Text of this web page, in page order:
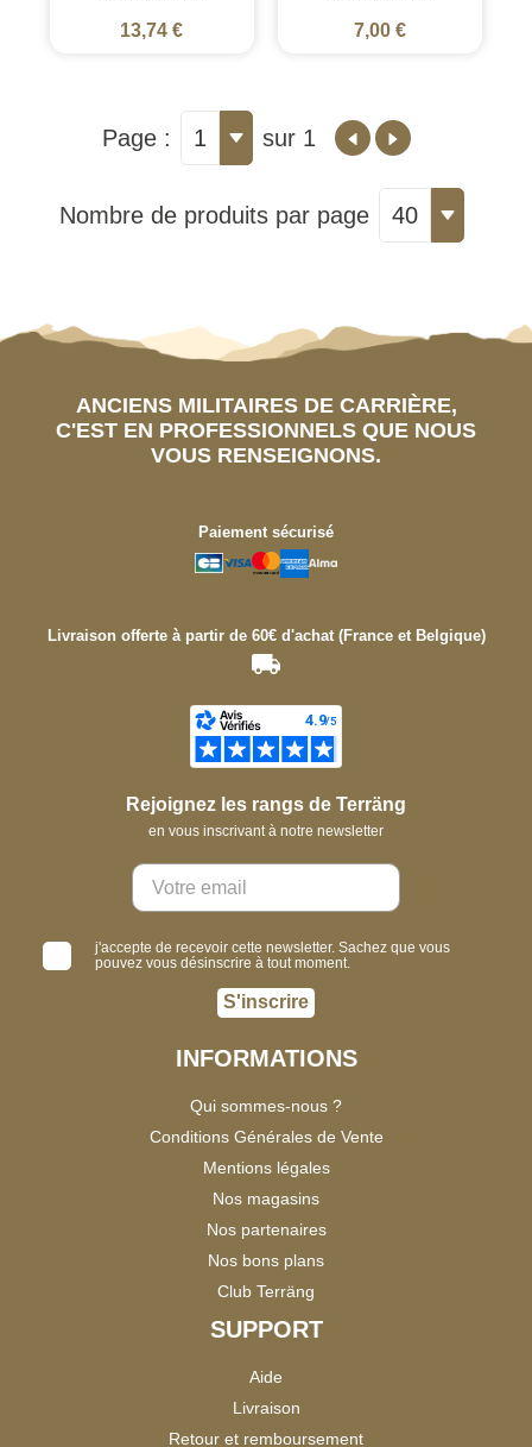
13,74 € 7,00 €
Page : 1 sur 1
Nombre de produits par page 40
ANCIENS MILITAIRES DE CARRIÈRE,
C'EST EN PROFESSIONNELS QUE NOUS
VOUS RENSEIGNONS.
Paiement sécurisé
Livraison offerte à partir de 60€ d'achat (France et Belgique)
Rejoignez les rangs de Terräng
en vous inscrivant à notre newsletter
j'accepte de recevoir cette newsletter. Sachez que vous
pouvez vous désinscrire à tout moment.
S'inscrire
INFORMATIONS
Qui sommes-nous ?
Conditions Générales de Vente
Mentions légales
Nos magasins
Nos partenaires
Nos bons plans
Club Terräng
SUPPORT
Aide
Livraison
Retour et remboursement